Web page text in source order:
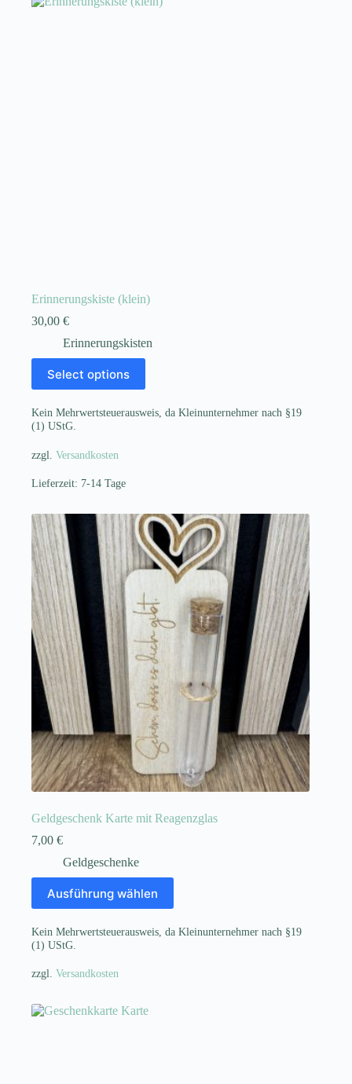
Erinnerungskiste (klein)
30,00 €
Erinnerungskisten
Select options
Kein Mehrwertsteuerausweis, da Kleinunternehmer nach §19
(1) UStG.
zzgl. Versandkosten
Lieferzeit: 7-14 Tage
Geldgeschenk Karte mit Reagenzglas
7,00 €
Geldgeschenke
Ausführung wählen
Dieses
Produkt
weist
mehrere
Varianten
auf.
Die
Optionen
auf
Kein Mehrwertsteuerausweis, da Kleinunternehmer nach §19
(1) UStG.
zzgl. Versandkosten